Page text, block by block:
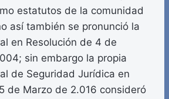
estatutos de la comunidad
así también se pronunció la
en Resolución de 4 de
sin embargo la propia
de Seguridad Jurídica en
de Marzo de 2.016 consideró